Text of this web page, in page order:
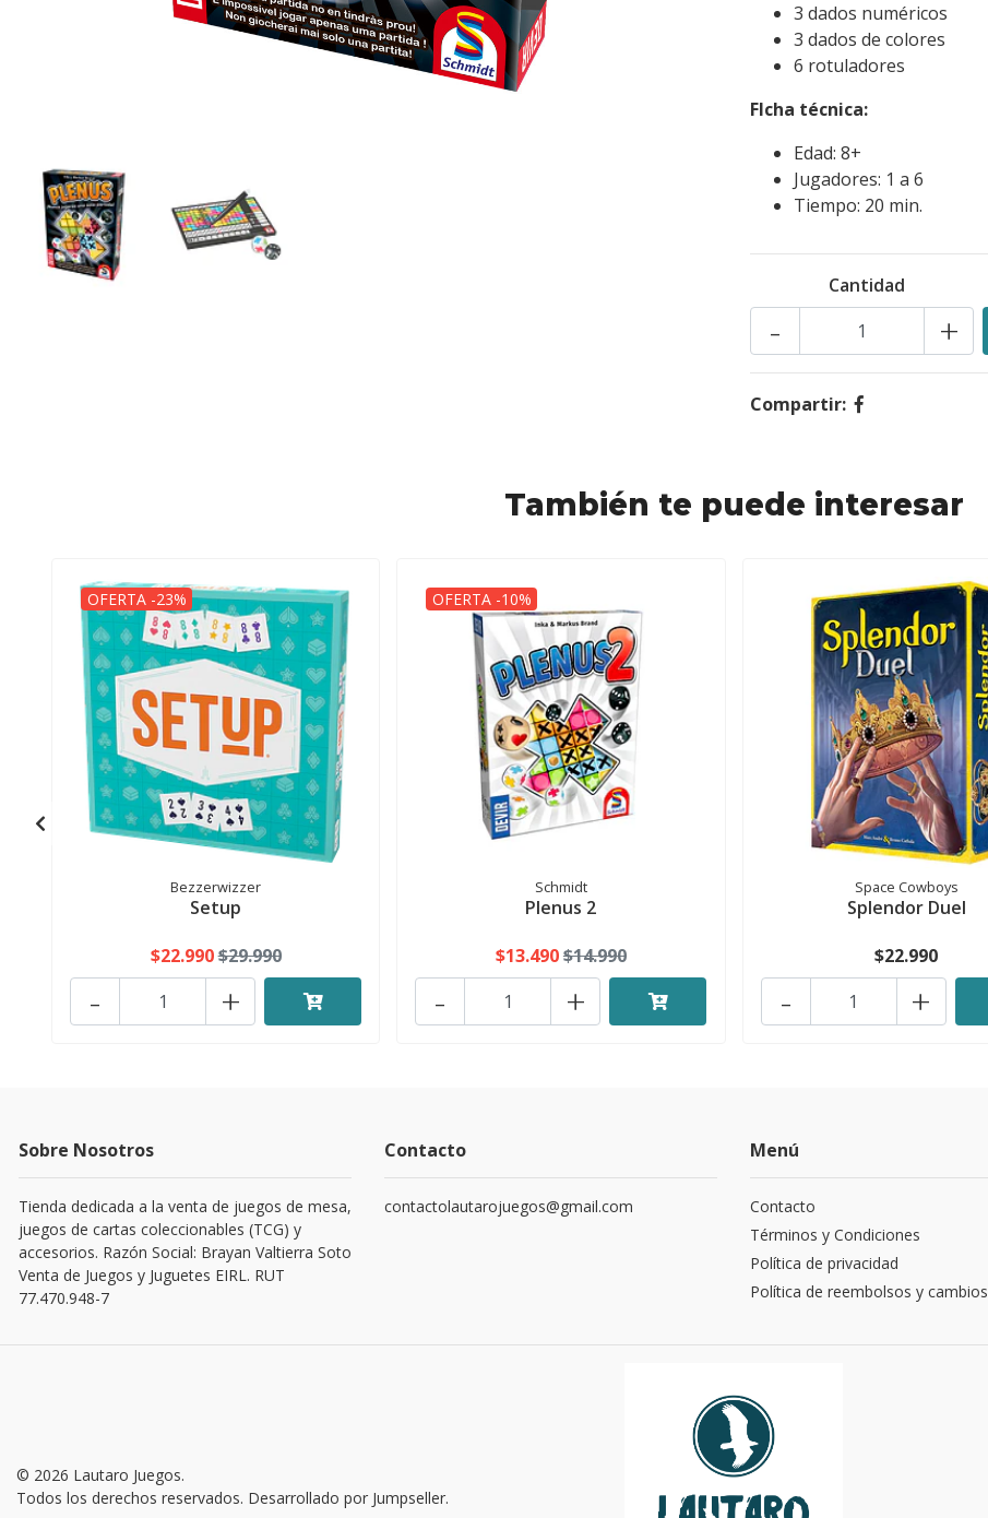
3 dados numéricos
3 dados de colores
6 rotuladores
FIcha técnica:
Edad: 8+
Jugadores: 1 a 6
Tiempo: 20 min.
Cantidad
+
-
Compartir:
También te puede interesar
OFERTA -23%
Bezzerwizzer
Setup
$22.990$29.990
+
-
OFERTA -10%
Schmidt
Plenus 2
$13.490$14.990
+
-
Space Cowboys
Splendor Duel
$22.990
+
-
Sobre Nosotros
Tienda dedicada a la venta de juegos de mesa,
juegos de cartas coleccionables (TCG) y
accesorios. Razón Social: Brayan Valtierra Soto
Venta de Juegos y Juguetes EIRL. RUT
77.470.948-7
Contacto
contactolautarojuegos@gmail.com
Menú
Contacto
Términos y Condiciones
Política de privacidad
Política de reembolsos y cambios
© 2026 Lautaro Juegos.
Todos los derechos reservados. Desarrollado por Jumpseller.